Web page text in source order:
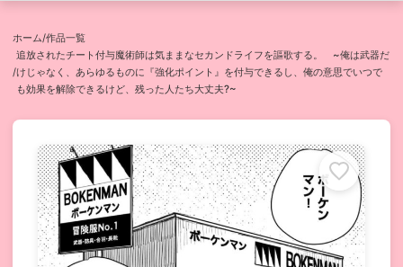
ホーム/作品一覧
/
追放されたチート付与魔術師は気ままなセカンドライフを謳歌する。 ~俺は武器だ
けじゃなく、あらゆるものに『強化ポイント』を付与できるし、俺の意思でいつで
も効果を解除できるけど、残った人たち大丈夫?~